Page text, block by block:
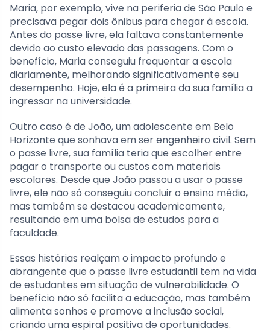
Maria, por exemplo, vive na periferia de São Paulo e
precisava pegar dois ônibus para chegar à escola.
Antes do passe livre, ela faltava constantemente
devido ao custo elevado das passagens. Com o
benefício, Maria conseguiu frequentar a escola
diariamente, melhorando significativamente seu
desempenho. Hoje, ela é a primeira da sua família a
ingressar na universidade.
Outro caso é de João, um adolescente em Belo
Horizonte que sonhava em ser engenheiro civil. Sem
o passe livre, sua família teria que escolher entre
pagar o transporte ou custos com materiais
escolares. Desde que João passou a usar o passe
livre, ele não só conseguiu concluir o ensino médio,
mas também se destacou academicamente,
resultando em uma bolsa de estudos para a
faculdade.
Essas histórias realçam o impacto profundo e
abrangente que o passe livre estudantil tem na vida
de estudantes em situação de vulnerabilidade. O
benefício não só facilita a educação, mas também
alimenta sonhos e promove a inclusão social,
criando uma espiral positiva de oportunidades.